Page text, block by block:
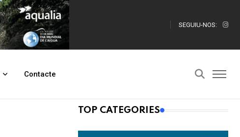
SEGUIU-NOS:
Contacte
TOP CATEGORIES